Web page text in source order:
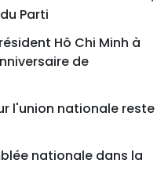
Parti
Hô Chi Minh à
de
l'union nationale reste
nationale dans la